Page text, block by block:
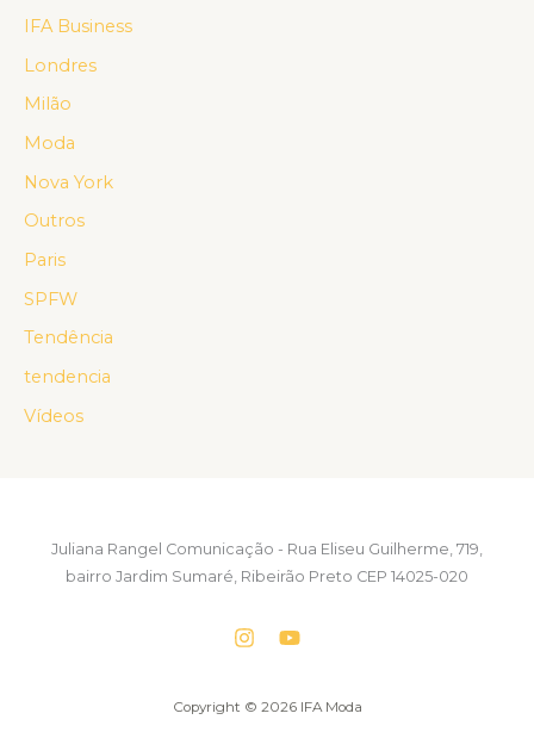
IFA Business
Londres
Milão
Moda
Nova York
Outros
Paris
SPFW
Tendência
tendencia
Vídeos
Juliana Rangel Comunicação - Rua Eliseu Guilherme, 719,
bairro Jardim Sumaré, Ribeirão Preto CEP 14025-020
Copyright © 2026 IFA Moda